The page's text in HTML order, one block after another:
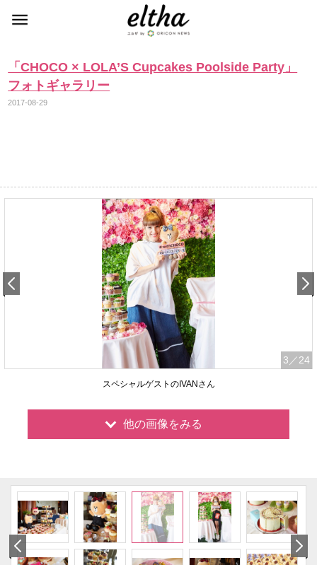
「CHOCO × LOLA’S Cupcakes Poolside Party」
フォトギャラリー
2017-08-29
3 ／24
スペシャルゲストのIVANさん
他の画像をみる